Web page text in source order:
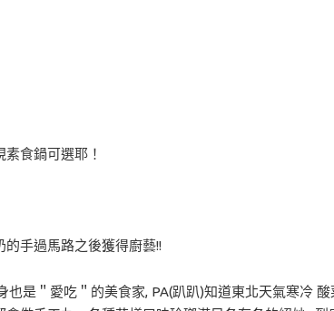
食鍋可選耶！
手過馬路之後獲得廚藝!!
是＂愛吃＂的美食家, PA(趴趴)知道東北天氣寒冷 酸